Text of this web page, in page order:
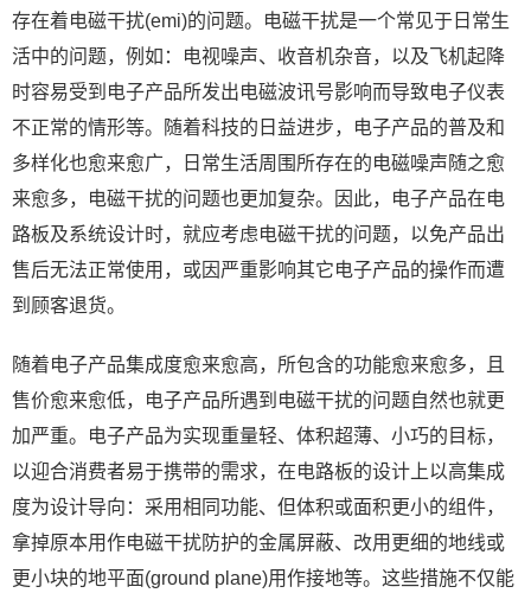
存在着电磁干扰(emi)的问题。电磁干扰是一个常见于日常生
活中的问题，例如：电视噪声、收音机杂音，以及飞机起降
时容易受到电子产品所发出电磁波讯号影响而导致电子仪表
不正常的情形等。随着科技的日益进步，电子产品的普及和
多样化也愈来愈广，日常生活周围所存在的电磁噪声随之愈
来愈多，电磁干扰的问题也更加复杂。因此，电子产品在电
路板及系统设计时，就应考虑电磁干扰的问题，以免产品出
售后无法正常使用，或因严重影响其它电子产品的操作而遭
到顾客退货。
随着电子产品集成度愈来愈高，所包含的功能愈来愈多，且
售价愈来愈低，电子产品所遇到电磁干扰的问题自然也就更
加严重。电子产品为实现重量轻、体积超薄、小巧的目标，
以迎合消费者易于携带的需求，在电路板的设计上以高集成
度为设计导向：采用相同功能、但体积或面积更小的组件，
拿掉原本用作电磁干扰防护的金属屏蔽、改用更细的地线或
更小块的地平面(ground plane)用作接地等。这些措施不仅能